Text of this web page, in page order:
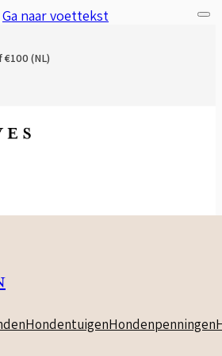
Ga naar voettekst
(NL)
HondentuigenHondenpenningen